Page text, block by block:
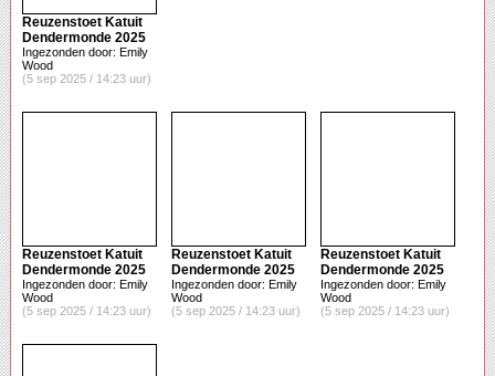
Reuzenstoet Katuit
Dendermonde 2025
Ingezonden door: Emily
Wood
(5 sep 2025 / 14:23 uur)
Reuzenstoet Katuit
Dendermonde 2025
Ingezonden door: Emily
Wood
(5 sep 2025 / 14:23 uur)
Reuzenstoet Katuit
Dendermonde 2025
Ingezonden door: Emily
Wood
(5 sep 2025 / 14:23 uur)
Reuzenstoet Katuit
Dendermonde 2025
Ingezonden door: Emily
Wood
(5 sep 2025 / 14:23 uur)